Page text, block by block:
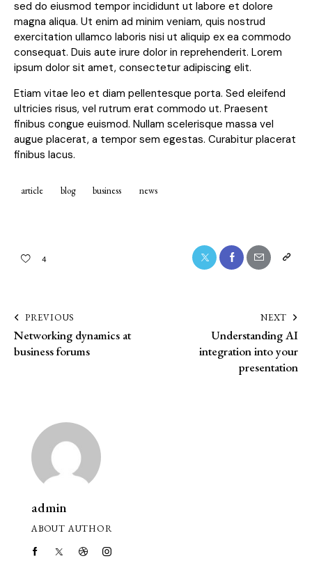
sed do eiusmod tempor incididunt ut labore et dolore
magna aliqua. Ut enim ad minim veniam, quis nostrud
exercitation ullamco laboris nisi ut aliquip ex ea commodo
consequat. Duis aute irure dolor in reprehenderit. Lorem
ipsum dolor sit amet, consectetur adipiscing elit.
Etiam vitae leo et diam pellentesque porta. Sed eleifend
ultricies risus, vel rutrum erat commodo ut. Praesent
finibus congue euismod. Nullam scelerisque massa vel
augue placerat, a tempor sem egestas. Curabitur placerat
finibus lacus.
article blog business news
4
PREVIOUS
Networking dynamics at
business forums
NEXT
Understanding AI
integration into your
presentation
admin
ABOUT AUTHOR